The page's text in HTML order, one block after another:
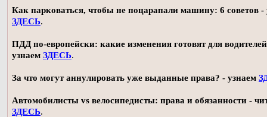
Как парковаться, чтобы не поцарапали машину: 6 советов -
ЗДЕСЬ.
ПДД по-европейски: какие изменения готовят для
узнаем ЗДЕСЬ.
За что могут аннулировать уже выданные права? - узнаем
Автомобилисты vs велосипедисты: права и обязанности -
ЗДЕСЬ.